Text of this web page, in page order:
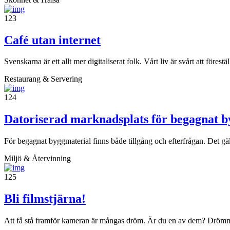
123
Café utan internet
Svenskarna är ett allt mer digitaliserat folk. Vårt liv är svårt att
Restaurang & Servering
124
Datoriserad marknadsplats för begagnat
För begagnat byggmaterial finns både tillgång och efterfrågan. Det
Miljö & Återvinning
125
Bli filmstjärna!
Att få stå framför kameran är mångas dröm. Är du en av dem?